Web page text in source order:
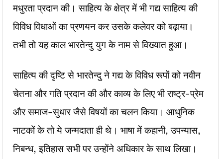
मधुरता प्रदान की। साहित्य के क्षेत्र में भी गद्य साहित्य की
विविध विधाओं का प्रणयन कर उसके कलेवर को बढ़ाया।
तभी तो यह काल भारतेन्दु युग के नाम से विख्यात हुआ।
साहित्य की दृष्टि से भारतेन्दु ने गद्य के विविध रूपों को नवीन
चेतना और गति प्रदान की और काव्य के लिए भी राष्ट्र-प्रेम
और समाज-सुधार जैसे विषयों का चलन किया। आधुनिक
नाटकों के तो ये जन्मदाता ही थे। भाषा में कहानी, उपन्यास,
निबन्ध, इतिहास सभी पर उन्होंने अधिकार के साथ लिखा।